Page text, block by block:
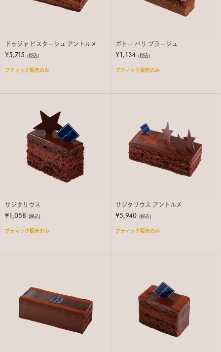
ドゥジャ ピスターシュ アントルメ
¥5,715 (税込)
ブティック販売のみ
ガトー パリ プラージュ
¥1,134 (税込)
ブティック販売のみ
サジタリウス
¥1,058 (税込)
ブティック販売のみ
サジタリウス アントルメ
¥5,940 (税込)
ブティック販売のみ